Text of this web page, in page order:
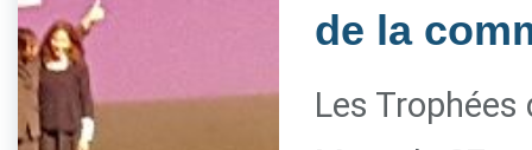
de la
Les